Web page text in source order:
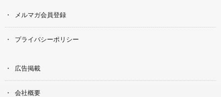
メルマガ会員登録
プライバシーポリシー
広告掲載
会社概要